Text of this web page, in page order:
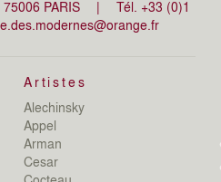
PARIS |
Tél. +33 (0)1
Artistes
Alechinsky
Appel
Arman
Cesar